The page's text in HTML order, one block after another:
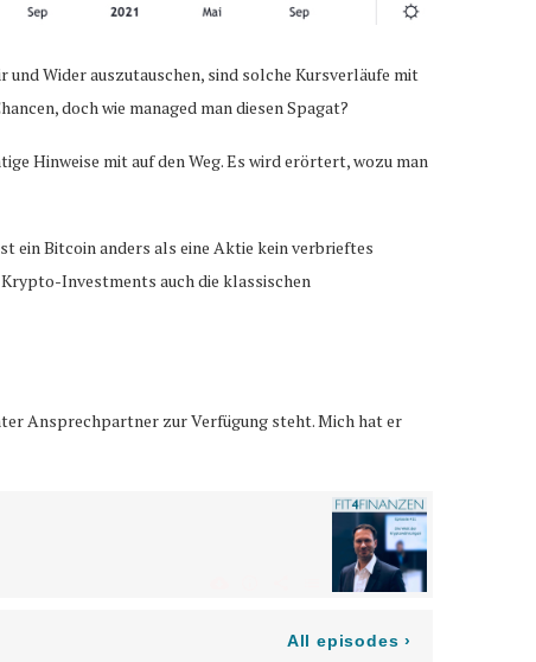
Wider auszutauschen, sind solche Kursverläufe mit
doch wie managed man diesen Spagat?
Hinweise mit auf den Weg. Es wird erörtert, wozu man
ein Bitcoin anders als eine Aktie kein verbrieftes
Investments auch die klassischen
Ansprechpartner zur Verfügung steht. Mich hat er